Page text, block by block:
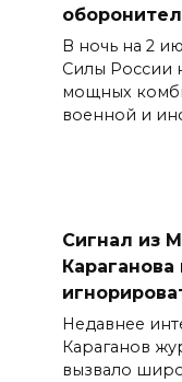
В ночь на 2
Силы России
мощных
военной и
Сигнал из
Недавнее
Караганов
вызвало